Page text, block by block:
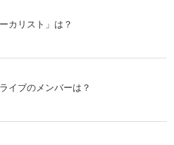
カリスト」は？
イブのメンバーは？